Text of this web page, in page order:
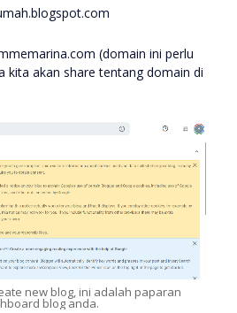
(domain ini perlu
kita akan share tentang domain di
new blog, ini adalah paparan
blog anda.